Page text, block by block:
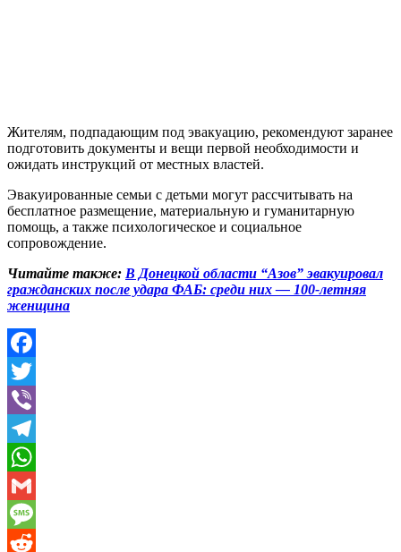
Жителям, подпадающим под эвакуацию, рекомендуют заранее
подготовить документы и вещи первой необходимости и
ожидать инструкций от местных властей.
Эвакуированные семьи с детьми могут рассчитывать на
бесплатное размещение, материальную и гуманитарную
помощь, а также психологическое и социальное
сопровождение.
Читайте также: В Донецкой области “Азов” эвакуировал
гражданских после удара ФАБ: среди них — 100-летняя
женщина
Facebook
Twitter
Viber
Telegram
WhatsApp
Gmail
Message